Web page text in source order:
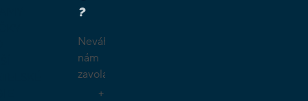
?
Neváhejte
nám
zavolat.
+